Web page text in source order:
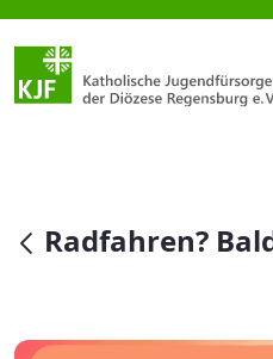
Radfahren?
null
Radfahren?